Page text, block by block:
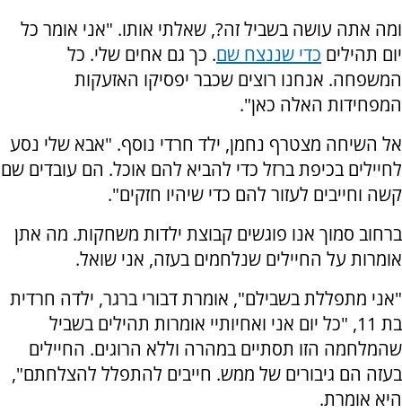
ומה אתה עושה בשביל זה?, שאלתי אותו. "אני אומר כל
יום תהילים כדי שננצח שם. כך גם אחים שלי. כל
המשפחה. אנחנו רוצים שכבר יפסיקו האזעקות
המפחידות האלה כאן".
אל השיחה מצטרף נחמן, ילד חרדי נוסף. "אבא שלי נסע
לחיילים בכיפת ברזל כדי להביא להם אוכל. הם עובדים שם
קשה וחייבים לעזור להם כדי שיהיו חזקים".
ברחוב סמוך אנו פוגשים קבוצת ילדות משחקות. מה אתן
אומרות על החיילים שנלחמים בעזה, אני שואל.
"אני מתפללת בשבילם", אומרת דבורי ברגר, ילדה חרדית
בת 11, "כל יום אני ואחיותיי אומרות תהילים בשביל
שהמלחמה הזו תסתיים במהרה וללא הרוגים. החיילים
בעזה הם גיבורים של ממש. חייבים להתפלל להצלחתם",
היא אומרת.